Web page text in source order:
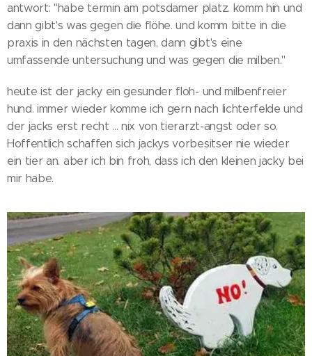
antwort: "habe termin am potsdamer platz. komm hin und
dann gibt's was gegen die flöhe. und komm bitte in die
praxis in den nächsten tagen, dann gibt's eine
umfassende untersuchung und was gegen die milben."
heute ist der jacky ein gesunder floh- und milbenfreier
hund. immer wieder komme ich gern nach lichterfelde und
der jacks erst recht ... nix von tierarzt-angst oder so.
Hoffentlich schaffen sich jackys vorbesitser nie wieder
ein tier an. aber ich bin froh, dass ich den kleinen jacky bei
mir habe.